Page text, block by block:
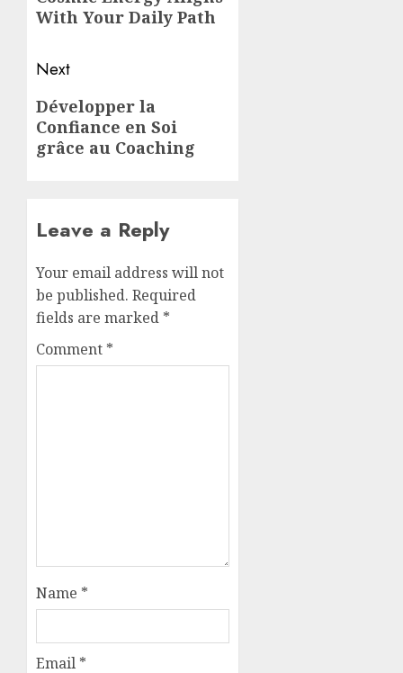
post:
With Your Daily Path
Next
Next
post:
Développer la
Confiance en Soi
grâce au Coaching
Leave a Reply
Your email address will not
be published. Required
fields are marked *
Comment *
Name *
Email *